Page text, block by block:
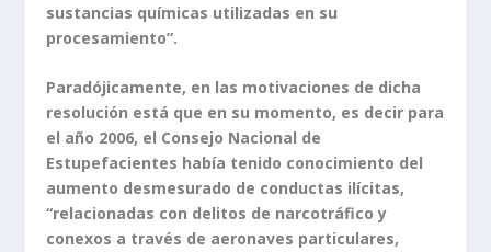
sustancias químicas utilizadas en su
procesamiento”.
Paradójicamente, en las motivaciones de dicha
resolución está que en su momento, es decir para
el año 2006, el Consejo Nacional de
Estupefacientes había tenido conocimiento del
aumento desmesurado de conductas ilícitas,
“relacionadas con delitos de narcotráfico y
conexos a través de aeronaves particulares,